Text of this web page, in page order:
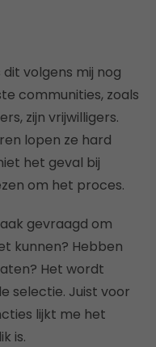
volgens mij nog
communities, zoals
zijn vrijwilligers.
lopen ze hard
het geval bij
om het proces.
gevraagd om
kunnen? Hebben
Het wordt
selectie. Juist voor
lijkt me het
is.